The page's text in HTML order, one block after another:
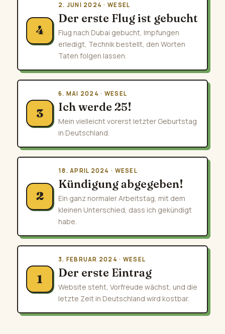
4
2. JUNI 2024 · WESEL
Der erste Flug ist gebucht
Flug nach Dubai gebucht, Impfungen
erledigt, Technik bestellt, den Worten
Taten folgen lassen.
3
6. MAI 2024 · WESEL
Ich werde 25!
Mein vielleicht vorerst letzter Geburtstag
in Deutschland.
2
18. APRIL 2024 · WESEL
Kündigung abgegeben!
Ein ganz normaler Arbeitstag, mit dem
kleinen Unterschied, dass ich gekündigt
habe.
1
3. FEBRUAR 2024 · WESEL
Der erste Eintrag
Website steht, Vorfreude wächst, und die
letzte Zeit in Deutschland wird kostbar.